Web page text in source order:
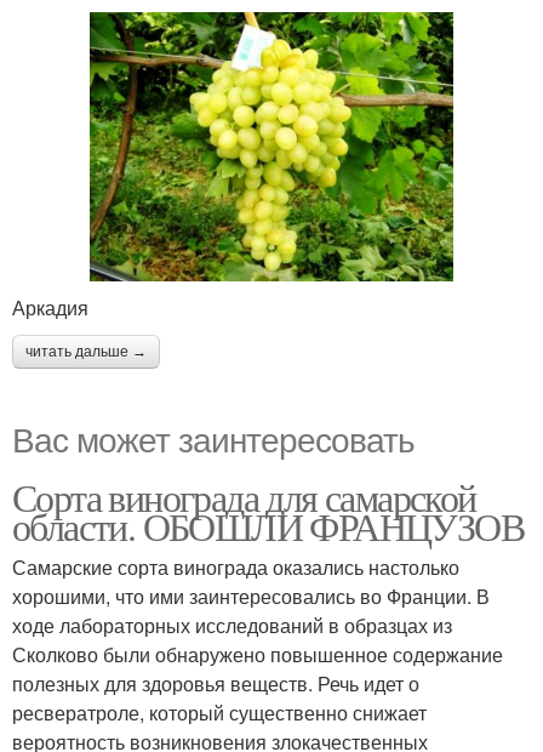
Аркадия
читать дальше →
Вас может заинтересовать
Сорта винограда для самарской
области. ОБОШЛИ ФРАНЦУЗОВ
Самарские сорта винограда оказались настолько
хорошими, что ими заинтересовались во Франции. В
ходе лабораторных исследований в образцах из
Сколково были обнаружено повышенное содержание
полезных для здоровья веществ. Речь идет о
ресвератроле, который существенно снижает
вероятность возникновения злокачественных